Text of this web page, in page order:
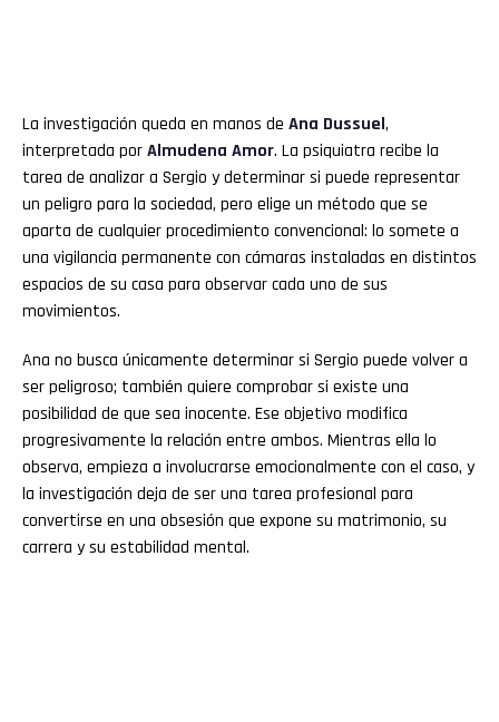
La investigación queda en manos de Ana Dussuel,
interpretada porAlmudena Amor. La psiquiatra recibe la
tarea de analizar a Sergio y determinar si puede representar
un peligro para la sociedad, pero elige un método que se
aparta de cualquier procedimiento convencional: lo somete a
una vigilancia permanente con cámaras instaladas en distintos
espacios de su casa para observar cada uno de sus
movimientos.
Ana no busca únicamente determinar si Sergio puede volver a
ser peligroso; también quiere comprobar si existe una
posibilidad de que sea inocente. Ese objetivo modifica
progresivamente la relación entre ambos. Mientras ella lo
observa, empieza a involucrarse emocionalmente con el caso, y
la investigación deja de ser una tarea profesional para
convertirse en una obsesión que expone su matrimonio, su
carrera y su estabilidad mental.